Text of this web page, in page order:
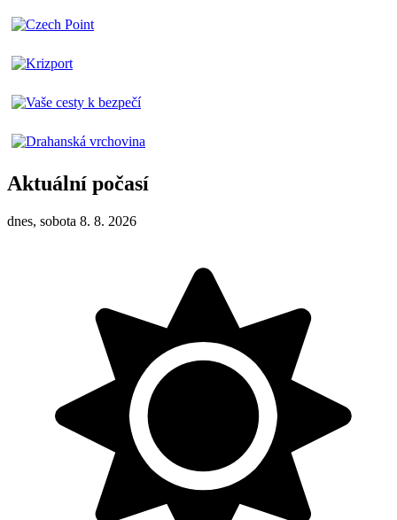
Aktuální počasí
dnes, sobota 8. 8. 2026